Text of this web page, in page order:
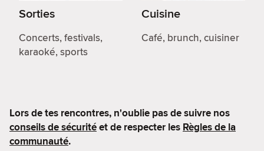
Sorties
Concerts, festivals,
karaoké, sports
Cuisine
Café, brunch, cuisiner
Lors de tes rencontres, n'oublie pas de suivre nos
conseils de sécuritéet de respecter les Règles de la
communauté.